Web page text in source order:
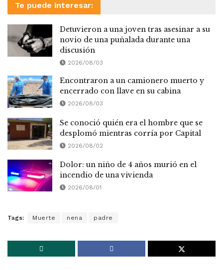
Te puede interesar:
Detuvieron a una joven tras asesinar a su
novio de una puñalada durante una
discusión
2026/08/03
Encontraron a un camionero muerto y
encerrado con llave en su cabina
2026/08/03
Se conoció quién era el hombre que se
desplomó mientras corría por Capital
2026/08/02
Dolor: un niño de 4 años murió en el
incendio de una vivienda
2026/08/01
Tags: Muerte nena padre